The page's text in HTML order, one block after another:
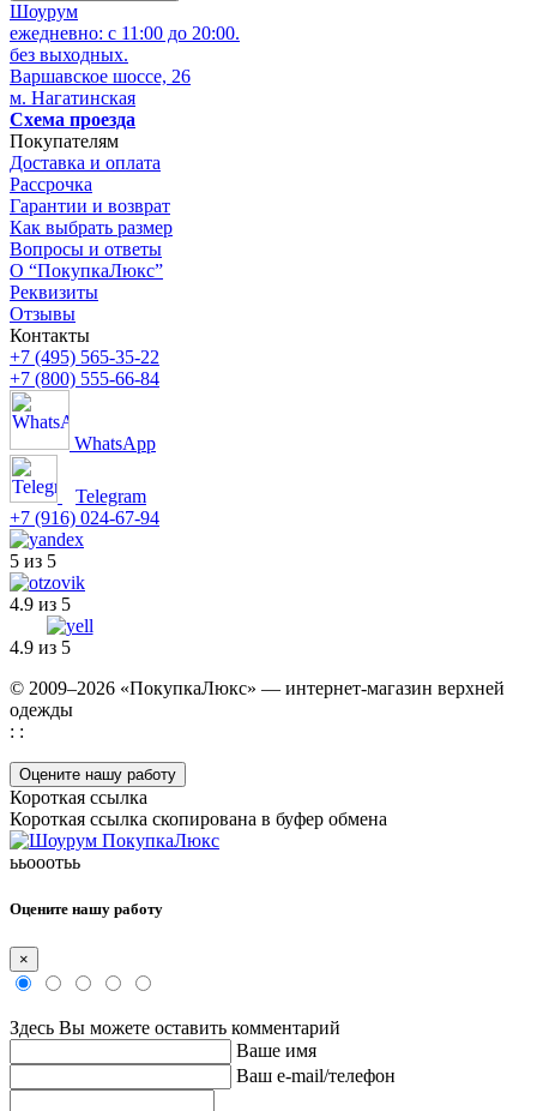
Шоурум
ежедневно: с 11:00 до 20:00.
без выходных.
Варшавское шоссе, 26
м. Нагатинская
Схема проезда
Покупателям
Доставка и оплата
Рассрочка
Гарантии и возврат
Как выбрать размер
Вопросы и ответы
О “ПокупкаЛюкс”
Реквизиты
Отзывы
Контакты
+7 (495) 565-35-22
+7 (800) 555-66-84
WhatsApp
Telegram
+7 (916) 024-67-94
5 из 5
4.9 из 5
4.9 из 5
© 2009–2026 «ПокупкаЛюкс» — интернет-магазин верхней
одежды
: :
Оцените нашу работу
Короткая ссылка
Короткая ссылка скопирована в буфер обмена
ььооотьь
Оцените нашу работу
×
Здесь Вы можете оставить комментарий
Ваше имя
Ваш e-mail/телефон